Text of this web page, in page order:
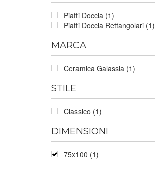
Piatti Doccia (1)
Piatti Doccia Rettangolari (1)
MARCA
Ceramica Galassia (1)
STILE
Classico (1)
DIMENSIONI
75x100 (1)